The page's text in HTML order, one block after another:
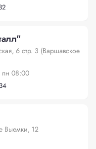
6 стр. 3 (Варшавское
пн 08:00
Выемки, 12